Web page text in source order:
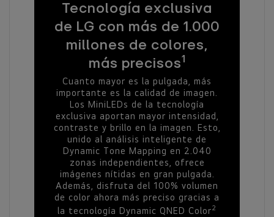
Tecnología exclusiva
de LG con más de 1.000
millones de colores,
más precisos1
Cuanto mayor es la pulgada, más
importante es la calidad de imagen.
Los MiniLEDs de la tecnología
exclusiva aportan mayor intensidad,
contraste y brillo en la imagen. Esto,
unido al análisis inteligente de
Dynamic Tone Mapping en 2.040
zonas independientes, ofrece
imágenes nítidas en gran pulgada.
Además, disfruta del 100% volumen
de color ahora más preciso gracias a
la tecnología Dynamic QNED Color2